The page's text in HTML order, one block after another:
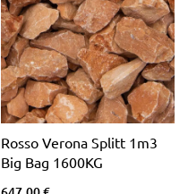
Rosso Verona Splitt 1m3
Big Bag 1600KG